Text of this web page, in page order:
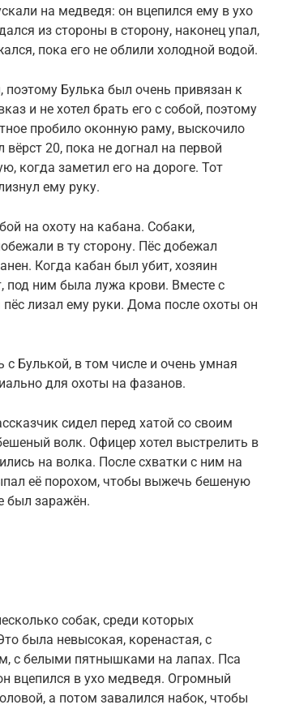
на медведя: он вцепился ему в ухо
из стороны в сторону, наконец упал,
пока его не облили холодной водой.
Булька был очень привязан к
и не хотел брать его с собой, поэтому
пробило оконную раму, выскочило
20, пока не догнал на первой
когда заметил его на дороге. Тот
ему руку.
на охоту на кабана. Собаки,
в ту сторону. Пёс добежал
Когда кабан был убит, хозяин
под ним была лужа крови. Вместе с
лизал ему руки. Дома после охоты он
с Булькой, в том числе и очень умная
для охоты на фазанов.
сидел перед хатой со своим
волк. Офицер хотел выстрелить в
на волка. После схватки с ним на
её порохом, чтобы выжечь бешеную
был заражён.
собак, среди которых
была невысокая, коренастая, с
с белыми пятнышками на лапах. Пса
вцепился в ухо медведя. Огромный
а потом завалился набок, чтобы